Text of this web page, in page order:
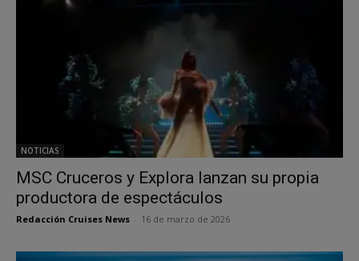
NOTICIAS
MSC Cruceros y Explora lanzan su propia
productora de espectáculos
Redacción Cruises News 16 de marzo de 2026